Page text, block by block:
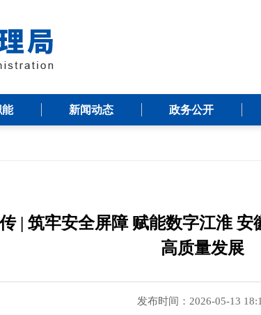
能 新闻动态 政务公开
| 筑牢安全屏障 赋能数字江淮
高质量发展
发布时间：2026-05-13